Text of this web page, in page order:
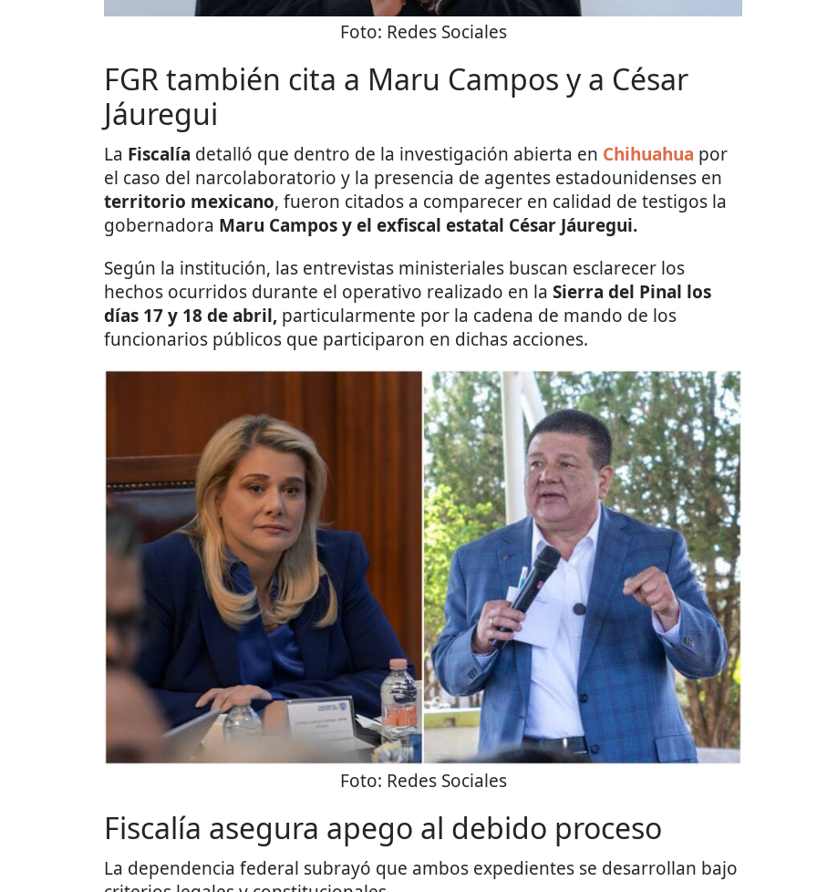
Foto: Redes Sociales
FGR también cita a Maru Campos y a César
Jáuregui
La Fiscalía detalló que dentro de la investigación abierta en Chihuahua por
el caso del narcolaboratorio y la presencia de agentes estadounidenses en
territorio mexicano, fueron citados a comparecer en calidad de testigos la
gobernadora Maru Campos y el exfiscal estatal César Jáuregui.
Según la institución, las entrevistas ministeriales buscan esclarecer los
hechos ocurridos durante el operativo realizado en la Sierra del Pinal los
días 17 y 18 de abril, particularmente por la cadena de mando de los
funcionarios públicos que participaron en dichas acciones.
Foto: Redes Sociales
Fiscalía asegura apego al debido proceso
La dependencia federal subrayó que ambos expedientes se desarrollan bajo